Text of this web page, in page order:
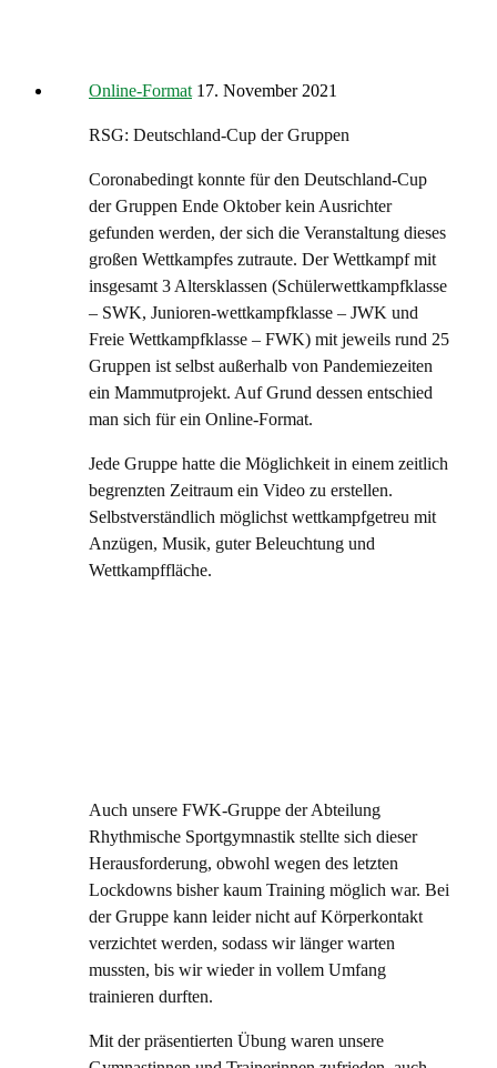
Online-Format 17. November 2021
RSG: Deutschland-Cup der Gruppen
Coronabedingt konnte für den Deutschland-Cup
der Gruppen Ende Oktober kein Ausrichter
gefunden werden, der sich die Veranstaltung dieses
großen Wettkampfes zutraute. Der Wettkampf mit
insgesamt 3 Altersklassen (Schülerwettkampfklasse
– SWK, Junioren-wettkampfklasse – JWK und
Freie Wettkampfklasse – FWK) mit jeweils rund 25
Gruppen ist selbst außerhalb von Pandemiezeiten
ein Mammutprojekt. Auf Grund dessen entschied
man sich für ein Online-Format.
Jede Gruppe hatte die Möglichkeit in einem zeitlich
begrenzten Zeitraum ein Video zu erstellen.
Selbstverständlich möglichst wettkampfgetreu mit
Anzügen, Musik, guter Beleuchtung und
Wettkampffläche.
Auch unsere FWK-Gruppe der Abteilung
Rhythmische Sportgymnastik stellte sich dieser
Herausforderung, obwohl wegen des letzten
Lockdowns bisher kaum Training möglich war. Bei
der Gruppe kann leider nicht auf Körperkontakt
verzichtet werden, sodass wir länger warten
mussten, bis wir wieder in vollem Umfang
trainieren durften.
Mit der präsentierten Übung waren unsere